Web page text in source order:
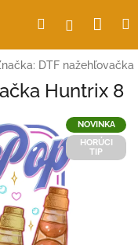
Hľadať
DTF nažehľovačka
Huntrix 8
NOVINKA
HORÚCI
TIP